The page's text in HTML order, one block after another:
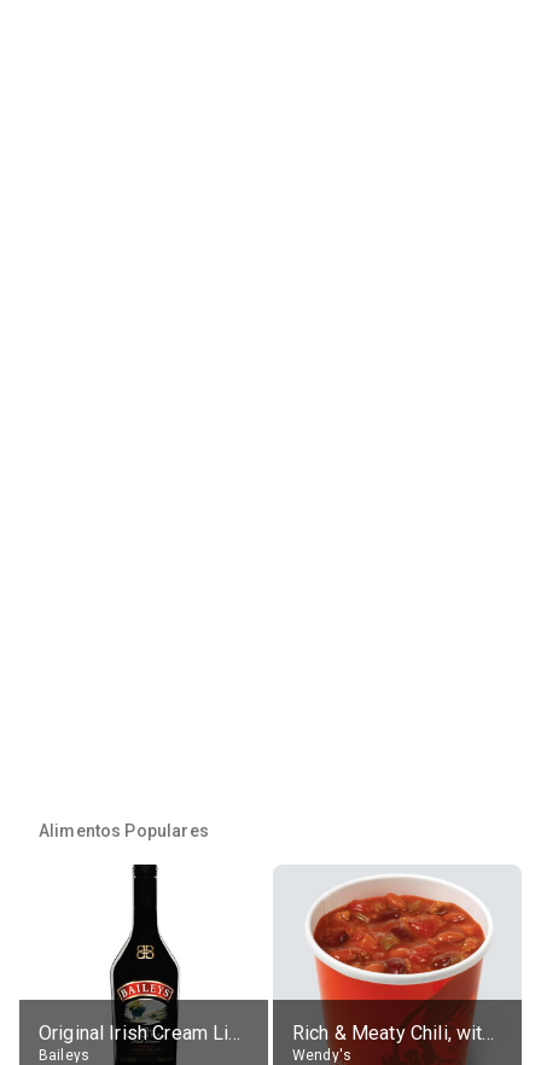
Alimentos Populares
Original Irish Cream Liqueur (17% alc.)
Baileys
Rich & Meaty Chili, without toppings, large
Wendy's